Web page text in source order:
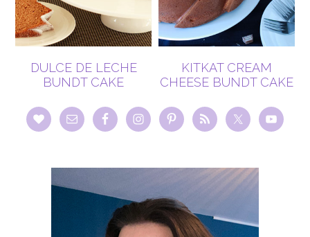
DULCE DE LECHE
BUNDT CAKE
KITKAT CREAM
CHEESE BUNDT CAKE